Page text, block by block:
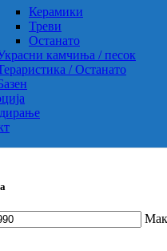
Керамики
Треви
Останато
камчиња / песок
/ Останато